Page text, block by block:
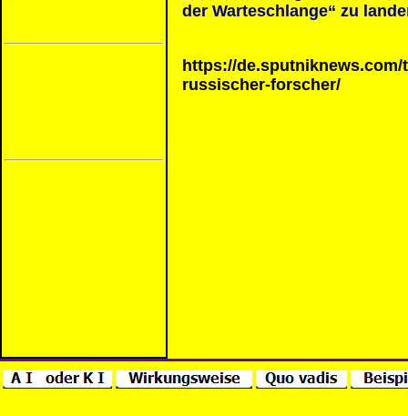
der Warteschlange“ zu
https://
russischer-forscher/